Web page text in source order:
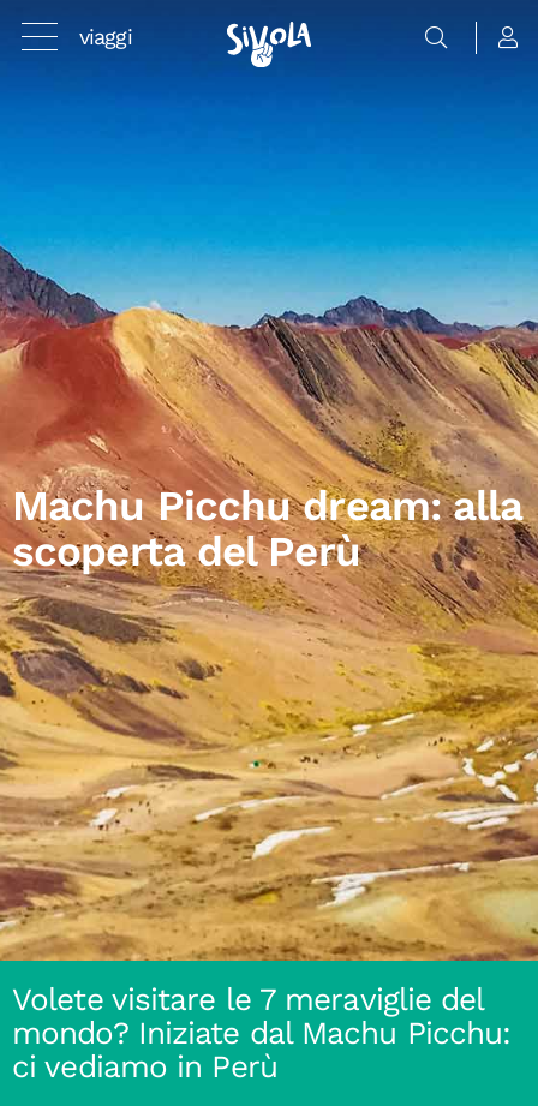
viaggi
Machu Picchu dream: alla
scoperta del Perù
Volete visitare le 7 meraviglie del
mondo? Iniziate dal Machu Picchu:
ci vediamo in Perù